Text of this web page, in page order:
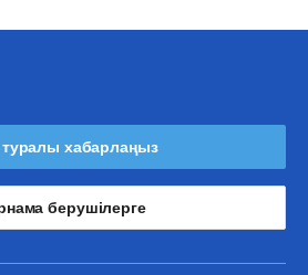
туралы хабарлаңыз
берушілерге